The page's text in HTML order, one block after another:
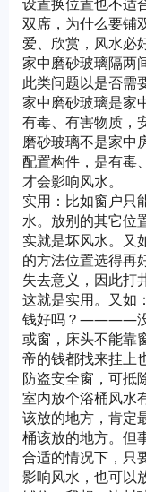
双席，为什么要铺
爱、欣赏，风水必好
家中磨砂玻璃隔两
此类问题以是否需
家中磨砂玻璃是家
有毒、有害物质，
磨砂玻璃不是家中
配置构件，是有毒
才会影响风水。
实用：比如窗户只
水。放别的其它位
实就是坏风水。又
的方法位置选得再
失去意义，因此打
这就是实用。又如
钱好吗？————没
或窗，床头不能靠
帝的钱都找来挂上
防盗安全窗，可抵
室内放个浴桶风水
该放的地方，肯定
桶该放的地方。但
合适的情况下，只
影响风水，也可以